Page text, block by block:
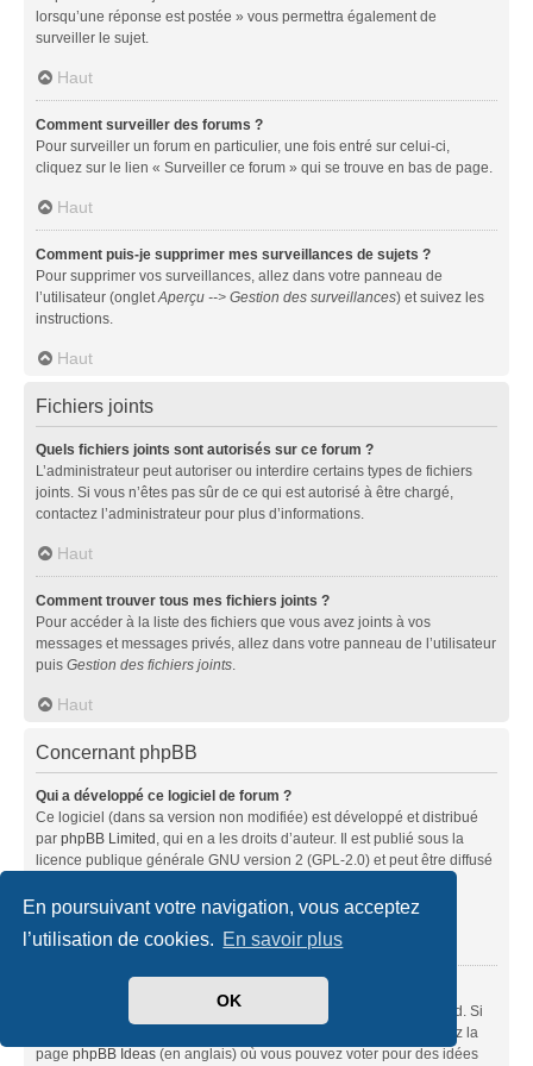
En poursuivant votre navigation, vous acceptez
l’utilisation de cookies. En savoir plus
OK
lorsqu’une réponse est postée » vous permettra également de
surveiller le sujet.
Haut
Comment surveiller des forums ?
Pour surveiller un forum en particulier, une fois entré sur celui-ci,
cliquez sur le lien « Surveiller ce forum » qui se trouve en bas de page.
Haut
Comment puis-je supprimer mes surveillances de sujets ?
Pour supprimer vos surveillances, allez dans votre panneau de
l’utilisateur (ongletAperçu --> Gestion des surveillances) et suivez les
instructions.
Haut
Fichiers joints
Quels fichiers joints sont autorisés sur ce forum ?
L’administrateur peut autoriser ou interdire certains types de fichiers
joints. Si vous n’êtes pas sûr de ce qui est autorisé à être chargé,
contactez l’administrateur pour plus d’informations.
Haut
Comment trouver tous mes fichiers joints ?
Pour accéder à la liste des fichiers que vous avez joints à vos
messages et messages privés, allez dans votre panneau de l’utilisateur
puis Gestion des fichiers joints.
Haut
Concernant phpBB
Qui a développé ce logiciel de forum ?
Ce logiciel (dans sa version non modifiée) est développé et distribué
par phpBB Limited, qui en a les droits d’auteur. Il est publié sous la
licence publique générale GNU version 2 (GPL-2.0) et peut être diffusé
À propos de phpBB» (en anglais).
Haut
Ce logiciel a été développé et mis sous licence par phpBB Limited. Si
vous pensez qu’une fonctionnalité nécessite d’être ajoutée, visitez la
page phpBB Ideas (en anglais) où vous pouvez voter pour des idées